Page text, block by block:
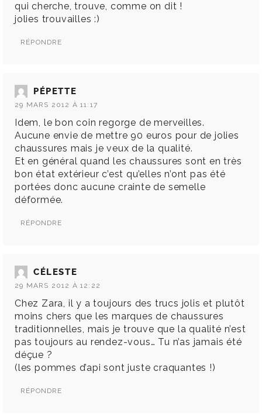
qui cherche, trouve, comme on dit !
jolies trouvailles :)
RÉPONDRE
PÉPETTE
29 MARS 2012 À 11:17
Idem, le bon coin regorge de merveilles.
Aucune envie de mettre 90 euros pour de jolies
chaussures mais je veux de la qualité.
Et en général quand les chaussures sont en très
bon état extérieur c’est qu’elles n’ont pas été
portées donc aucune crainte de semelle
déformée.
RÉPONDRE
CÉLESTE
29 MARS 2012 À 12:22
Chez Zara, il y a toujours des trucs jolis et plutôt
moins chers que les marques de chaussures
traditionnelles, mais je trouve que la qualité n’est
pas toujours au rendez-vous… Tu n’as jamais été
déçue ?
(les pommes d’api sont juste craquantes !)
RÉPONDRE